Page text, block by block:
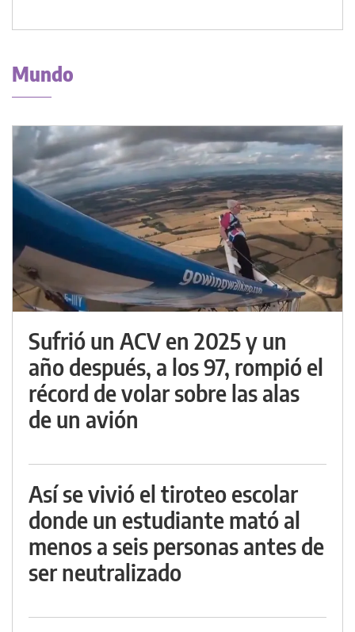
Mundo
Sufrió un ACV en 2025 y un
año después, a los 97, rompió el
récord de volar sobre las alas
de un avión
Así se vivió el tiroteo escolar
donde un estudiante mató al
menos a seis personas antes de
ser neutralizado